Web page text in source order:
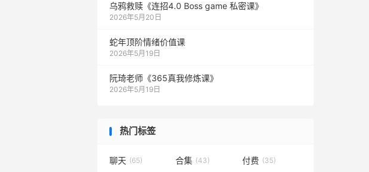
乌鸦救赎《连招4.0 Boss game 私密课》
2026年5月20日
蛇年顶阶情绪价值课
2026年5月19日
阮琦老师《365真我修炼课》
2026年5月19日
热门标签
聊天 (65) 合集 (43) 付费 (35)